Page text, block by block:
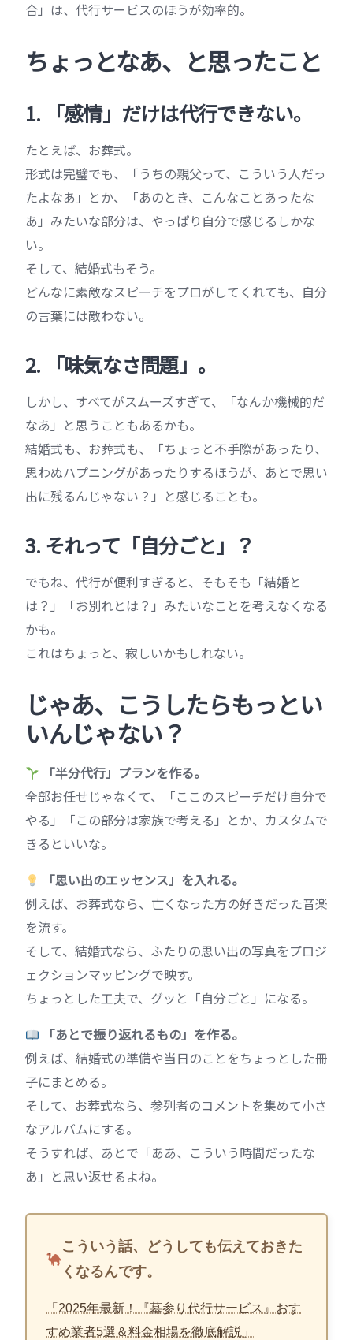
合」は、代行サービスのほうが効率的。
ちょっとなあ、と思ったこと
1. 「感情」だけは代行できない。
たとえば、お葬式。
形式は完璧でも、「うちの親父って、こういう人だっ
たよなあ」とか、「あのとき、こんなことあったな
あ」みたいな部分は、やっぱり自分で感じるしかな
い。
そして、結婚式もそう。
どんなに素敵なスピーチをプロがしてくれても、自分
の言葉には敵わない。
2. 「味気なさ問題」。
しかし、すべてがスムーズすぎて、「なんか機械的だ
なあ」と思うこともあるかも。
結婚式も、お葬式も、「ちょっと不手際があったり、
思わぬハプニングがあったりするほうが、あとで思い
出に残るんじゃない？」と感じることも。
3. それって「自分ごと」？
でもね、代行が便利すぎると、そもそも「結婚と
は？」「お別れとは？」みたいなことを考えなくなる
かも。
これはちょっと、寂しいかもしれない。
じゃあ、こうしたらもっとい
いんじゃない？
「半分代行」プランを作る。
全部お任せじゃなくて、「ここのスピーチだけ自分で
やる」「この部分は家族で考える」とか、カスタムで
きるといいな。
「思い出のエッセンス」を入れる。
例えば、お葬式なら、亡くなった方の好きだった音楽
を流す。
そして、結婚式なら、ふたりの思い出の写真をプロジ
ェクションマッピングで映す。
ちょっとした工夫で、グッと「自分ごと」になる。
「あとで振り返れるもの」を作る。
例えば、結婚式の準備や当日のことをちょっとした冊
子にまとめる。
そして、お葬式なら、参列者のコメントを集めて小さ
なアルバムにする。
そうすれば、あとで「ああ、こういう時間だったな
あ」と思い返せるよね。
こういう話、どうしても伝えておきた
くなるんです。
「2025年最新！『墓参り代行サービス』おす
すめ業者5選＆料金相場を徹底解説」